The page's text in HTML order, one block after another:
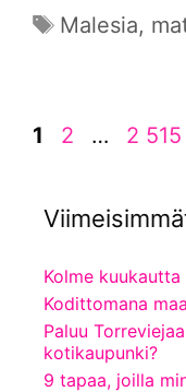
Avainsanat
Malesia,
Sivu
1 Sivu
2 … Sivu
2 515
Kolme kuukautta
Kodittomana
Paluu
kotikaupunki?
9 tapaa, joilla